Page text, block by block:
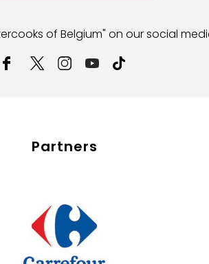
of Belgium" on our social
Partners